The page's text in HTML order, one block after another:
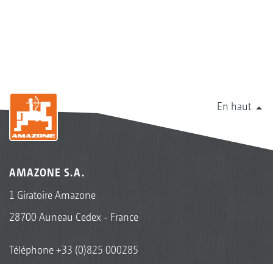
En haut
AMAZONE S.A.
1 Giratoire Amazone
28700 Auneau Cedex - France
Téléphone+33 (0)825 000285